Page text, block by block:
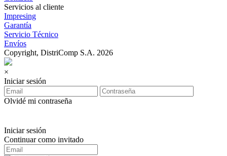
Servicios al cliente
Impresing
Garantía
Servicio Técnico
Envíos
Copyright, DistriComp S.A. 2026
×
Iniciar sesión
Olvidé mi contraseña
Iniciar sesión
Continuar como invitado